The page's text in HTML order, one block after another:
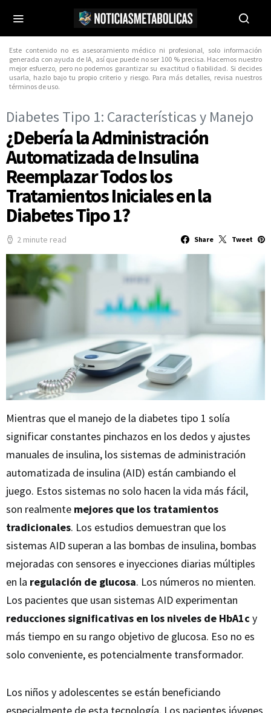
Este contenido no es asesoramiento médico ni profesional, solo información
generada con ayuda de IA, así que puede no ser 100 % precisa. Hacemos nuestro
mejor esfuerzo, pero no podemos garantizar su exactitud o fiabilidad. Si decides
usarla, hazlo bajo tu propio criterio y riesgo. Para más detalles, revisa nuestros
términos de uso.
Diabetes Tipo 1: Características y Manejo
¿Debería la Administración
Automatizada de Insulina
Reemplazar Todos los
Tratamientos Iniciales en la
Diabetes Tipo 1?
2 minute read Share Tweet
Mientras que el manejo de la diabetes tipo 1 solía
significar constantes pinchazos en los dedos y ajustes
manuales de insulina, los sistemas de administración
automatizada de insulina (AID) están cambiando el
juego. Estos sistemas no solo hacen la vida más fácil,
son realmente mejores que los tratamientos
tradicionales. Los estudios demuestran que los
sistemas AID superan a las bombas de insulina, bombas
mejoradas con sensores e inyecciones diarias múltiples
en la regulación de glucosa. Los números no mienten.
Los pacientes que usan sistemas AID experimentan
reducciones significativas en los niveles de HbA1cy
más tiempo en su rango objetivo de glucosa. Eso no es
solo conveniente, es potencialmente transformador.
Los niños y adolescentes se están beneficiando
especialmente de esta tecnología. Los pacientes jóvenes